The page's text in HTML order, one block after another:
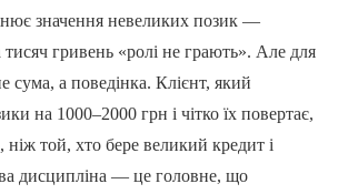
значення невеликих позик —
тисяч гривень «ролі не грають». Але для
сума, а поведінка. Клієнт, який
на 1000–2000 грн і чітко їх повертає,
ніж той, хто бере великий кредит і
дисципліна — це головне, що